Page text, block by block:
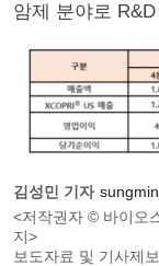
암제 분야로
김성민 기자
<저작권자 © 바이오
지>
보도자료 및 기사제보